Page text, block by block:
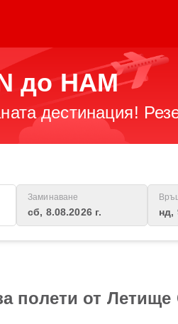
до HAM
дестинация!
Заминаване
сб, 8.08.2026 г. нд,
полети от